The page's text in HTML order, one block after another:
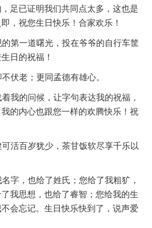
足已证明我们共同点太多，这也是
，祝您生日快乐！合家欢乐！
第一道曙光，投在爷爷的自行车筐
日的祝福！
伏老；更同孟德有雄心。
我的问候，让字句表达我的祝福，
的内心也跟您一样的欢腾快乐！祝
活百岁犹少，茶甘饭软尽享千乐以
字，也给了姓氏；您给了我粗犷，
我思想，也给了睿智；您给我的生
会忘记。生日快乐快到了，说声爱